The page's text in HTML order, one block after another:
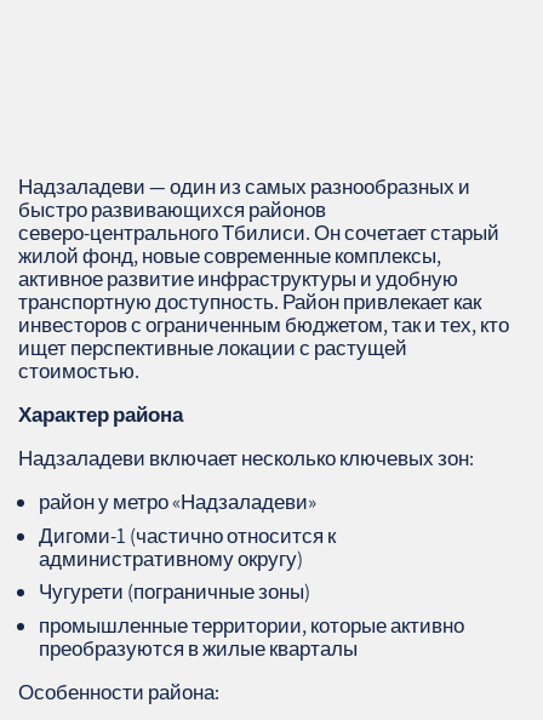
Надзаладеви — один из самых разнообразных и
быстро развивающихся районов
северо‑центрального Тбилиси. Он сочетает старый
жилой фонд, новые современные комплексы,
активное развитие инфраструктуры и удобную
транспортную доступность. Район привлекает как
инвесторов с ограниченным бюджетом, так и тех, кто
ищет перспективные локации с растущей
стоимостью.
Характер района
Надзаладеви включает несколько ключевых зон:
район у метро «Надзаладеви»
Дигоми‑1 (частично относится к
административному округу)
Чугурети (пограничные зоны)
промышленные территории, которые активно
преобразуются в жилые кварталы
Особенности района: